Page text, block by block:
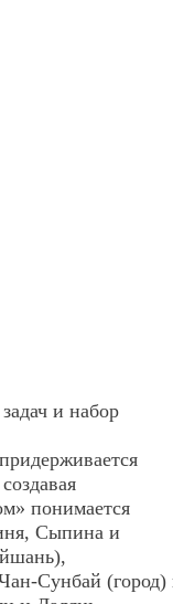
и набор
понимается
Сыпина и
-Сунбай (город)